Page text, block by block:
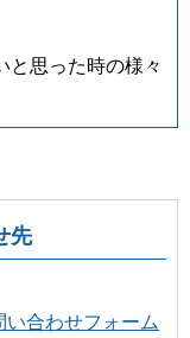
と思った時の様々
先
合わせフォーム